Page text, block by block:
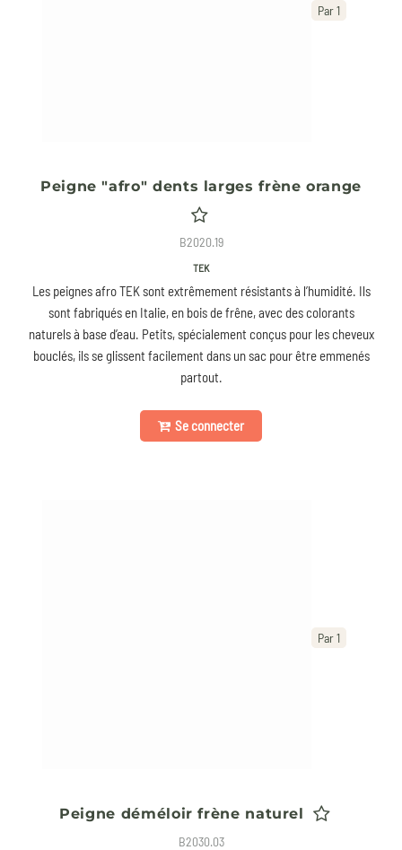
Par 1
Peigne "afro" dents larges frène orange
B2020.19
TEK
Les peignes afro TEK sont extrêmement résistants à l’humidité. Ils
sont fabriqués en Italie, en bois de frêne, avec des colorants
naturels à base d’eau. Petits, spécialement conçus pour les cheveux
bouclés, ils se glissent facilement dans un sac pour être emmenés
partout.
Se connecter
Par 1
Peigne déméloir frène naturel
B2030.03